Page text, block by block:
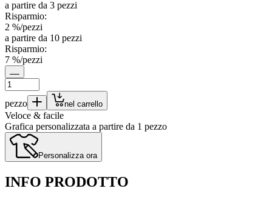
a partire da 3 pezzi
Risparmio:
2 %/pezzi
a partire da 10 pezzi
Risparmio:
7 %/pezzi
pezzo nel carrello
Veloce & facile
Grafica personalizzata a partire da 1 pezzo
Personalizza ora
INFO PRODOTTO